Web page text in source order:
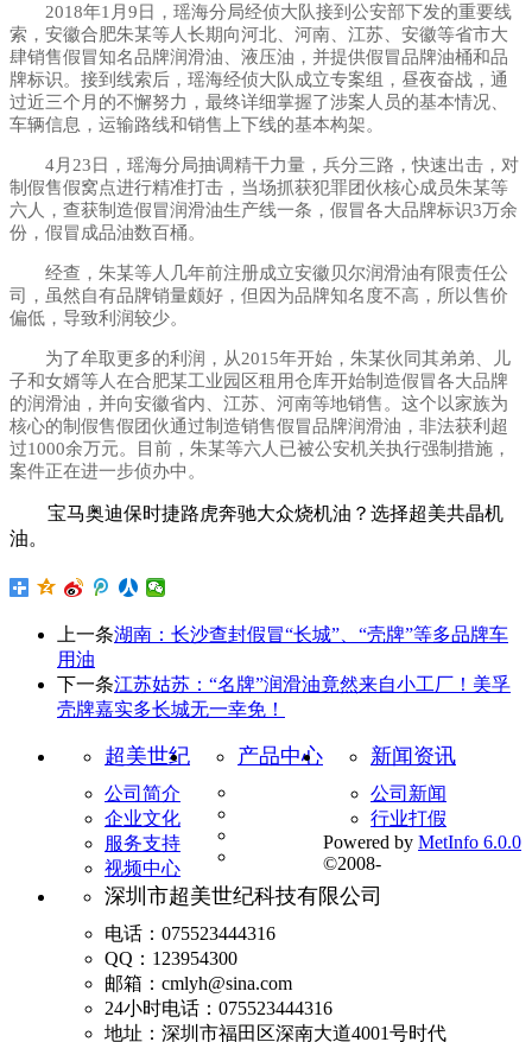
2018年1月9日，瑶海分局经侦大队接到公安部下发的重要线
索，安徽合肥朱某等人长期向河北、河南、江苏、安徽等省市大
肆销售假冒知名品牌润滑油、液压油，并提供假冒品牌油桶和品
牌标识。接到线索后，瑶海经侦大队成立专案组，昼夜奋战，通
过近三个月的不懈努力，最终详细掌握了涉案人员的基本情况、
车辆信息，运输路线和销售上下线的基本构架。
4月23日，瑶海分局抽调精干力量，兵分三路，快速出击，对
制假售假窝点进行精准打击，当场抓获犯罪团伙核心成员朱某等
六人，查获制造假冒润滑油生产线一条，假冒各大品牌标识3万余
份，假冒成品油数百桶。
经查，朱某等人几年前注册成立安徽贝尔润滑油有限责任公
司，虽然自有品牌销量颇好，但因为品牌知名度不高，所以售价
偏低，导致利润较少。
为了牟取更多的利润，从2015年开始，朱某伙同其弟弟、儿
子和女婿等人在合肥某工业园区租用仓库开始制造假冒各大品牌
的润滑油，并向安徽省内、江苏、河南等地销售。这个以家族为
核心的制假售假团伙通过制造销售假冒品牌润滑油，非法获利超
过1000余万元。目前，朱某等六人已被公安机关执行强制措施，
案件正在进一步侦办中。
宝马奥迪保时捷路虎奔驰大众烧机油？选择超美共晶机
油。
上一条湖南：长沙查封假冒“长城”、“壳牌”等多品牌车
用油
下一条江苏姑苏：“名牌”润滑油竟然来自小工厂！美孚
壳牌嘉实多长城无一幸免！
超美世纪
公司简介
企业文化
服务支持
视频中心
产品中心 新闻资讯
公司新闻
行业打假
深圳市超美世纪科技有限公司
电话：075523444316
QQ：123954300
邮箱：cmlyh@sina.com
24小时电话：075523444316
地址：深圳市福田区深南大道4001号时代
Powered by MetInfo 6.0.0
©2008-